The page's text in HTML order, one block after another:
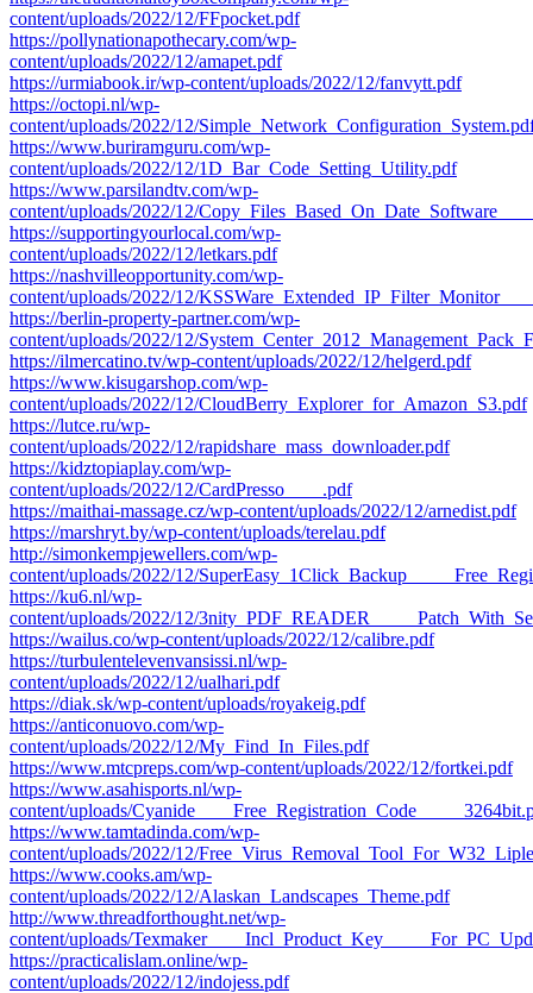
content/uploads/2022/12/FFpocket.pdf
https://pollynationapothecary.com/wp-
content/uploads/2022/12/amapet.pdf
https://urmiabook.ir/wp-content/uploads/2022/12/fanvytt.pdf
https://octopi.nl/wp-
content/uploads/2022/12/
https://www.buriramguru.com/wp-
content/uploads/2022/12/1D_Bar_Code_Setting_Utility.pdf
https://www.parsilandtv.com/wp-
content/uploads/2022/12/
https://supportingyourlocal.com/wp-
content/uploads/2022/12/letkars.pdf
https://nashvilleopportunity.com/wp-
content/uploads/2022/12/
https://berlin-property-partner.com/wp-
content/uploads/2022/12/
https://ilmercatino.tv/wp-content/uploads/2022/12/helgerd.pdf
https://www.kisugarshop.com/wp-
content/uploads/2022/12/CloudBerry_Explorer_for_Amazon_S3.pdf
https://lutce.ru/wp-
content/uploads/2022/12/rapidshare_mass_downloader.pdf
https://kidztopiaplay.com/wp-
content/uploads/2022/12/CardPresso____.pdf
https://maithai-massage.cz/wp-content/uploads/2022/12/arnedist.pdf
https://marshryt.by/wp-content/uploads/terelau.pdf
http://simonkempjewellers.com/wp-
content/uploads/2022/12/
https://ku6.nl/wp-
content/uploads/2022/12/
https://wailus.co/wp-content/uploads/2022/12/calibre.pdf
https://turbulentelevenvansissi.nl/wp-
content/uploads/2022/12/ualhari.pdf
https://diak.sk/wp-content/uploads/royakeig.pdf
https://anticonuovo.com/wp-
content/uploads/2022/12/My_Find_In_Files.pdf
https://www.mtcpreps.com/wp-content/uploads/2022/12/fortkei.pdf
https://www.asahisports.nl/wp-
content/uploads/
https://www.tamtadinda.com/wp-
content/uploads/2022/12/
https://www.cooks.am/wp-
content/uploads/2022/12/Alaskan_Landscapes_Theme.pdf
http://www.threadforthought.net/wp-
content/uploads/
https://practicalislam.online/wp-
content/uploads/2022/12/indojess.pdf